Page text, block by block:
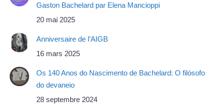
Gaston Bachelard par Elena Mancioppi
20 mai 2025
Anniversaire de l’AIGB
16 mars 2025
Os 140 Anos do Nascimento de Bachelard: O filósofo
do devaneio
28 septembre 2024